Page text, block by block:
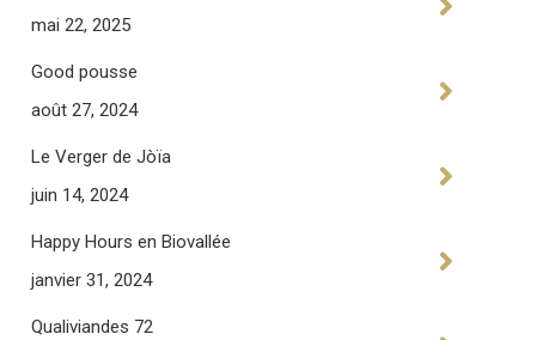
mai 22, 2025
Good pousse
août 27, 2024
Le Verger de Jòïa
juin 14, 2024
Happy Hours en Biovallée
janvier 31, 2024
Qualiviandes 72